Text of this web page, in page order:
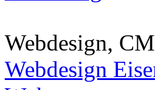
Webdesign,
Webdesign